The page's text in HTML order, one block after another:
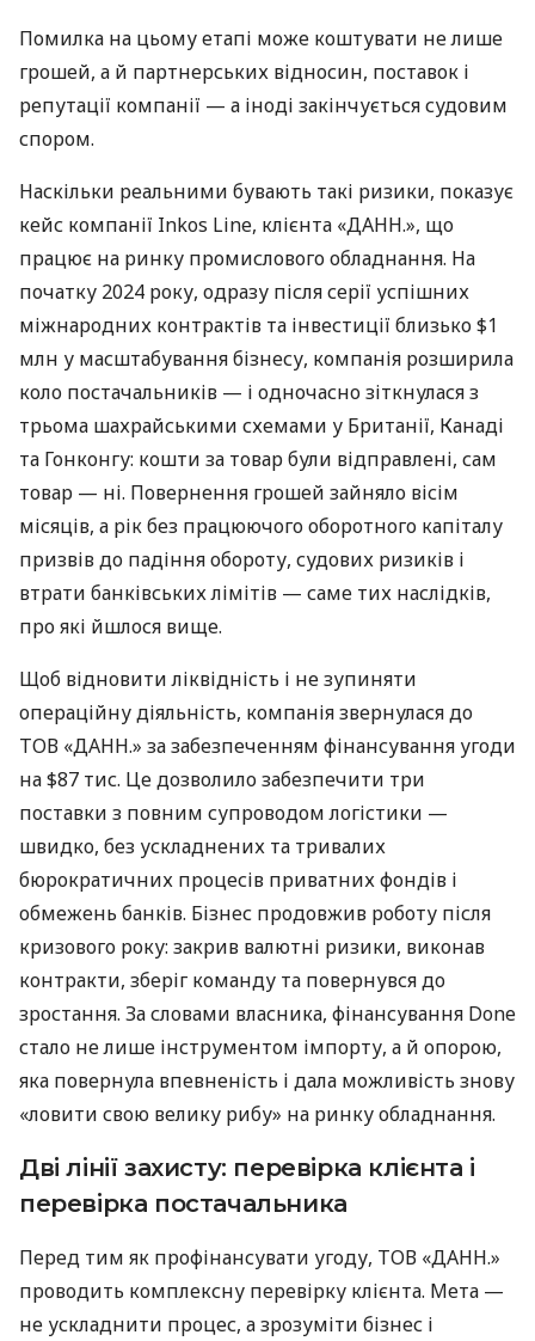
Помилка на цьому етапі може коштувати не лише
грошей, а й партнерських відносин, поставок і
репутації компанії — а іноді закінчується судовим
спором.
Наскільки реальними бувають такі ризики, показує
кейс компанії Inkos Line, клієнта «ДАНН.», що
працює на ринку промислового обладнання. На
початку 2024 року, одразу після серії успішних
міжнародних контрактів та інвестиції близько $1
млн у масштабування бізнесу, компанія розширила
коло постачальників — і одночасно зіткнулася з
трьома шахрайськими схемами у Британії, Канаді
та Гонконгу: кошти за товар були відправлені, сам
товар — ні. Повернення грошей зайняло вісім
місяців, а рік без працюючого оборотного капіталу
призвів до падіння обороту, судових ризиків і
втрати банківських лімітів — саме тих наслідків,
про які йшлося вище.
Щоб відновити ліквідність і не зупиняти
операційну діяльність, компанія звернулася до
ТОВ «ДАНН.» за забезпеченням фінансування угоди
на $87 тис. Це дозволило забезпечити три
поставки з повним супроводом логістики —
швидко, без ускладнених та тривалих
бюрократичних процесів приватних фондів і
обмежень банків. Бізнес продовжив роботу після
кризового року: закрив валютні ризики, виконав
контракти, зберіг команду та повернувся до
зростання. За словами власника, фінансування Done
стало не лише інструментом імпорту, а й опорою,
яка повернула впевненість і дала можливість знову
«ловити свою велику рибу» на ринку обладнання.
Дві лінії захисту: перевірка клієнта і
перевірка постачальника
Перед тим як профінансувати угоду, ТОВ «ДАНН.»
проводить комплексну перевірку клієнта. Мета —
не ускладнити процес, а зрозуміти бізнес і